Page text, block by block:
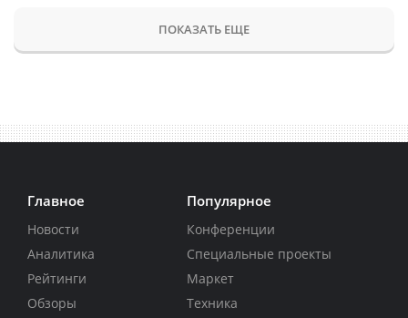
ПОКАЗАТЬ ЕЩЕ
Главное
Новости
Аналитика
Рейтинги
Обзоры
Популярное
Конференции
Специальные проекты
Маркет
Техника